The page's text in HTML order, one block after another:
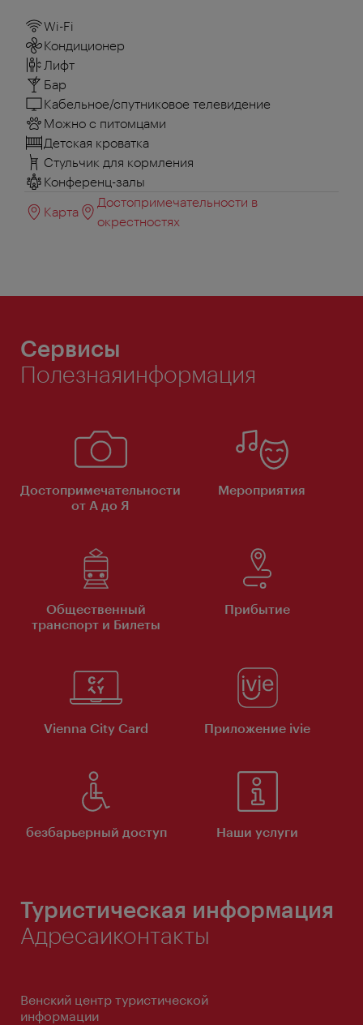
Wi-Fi
Кондиционер
Лифт
Бар
Кабельное/спутниковое телевидение
Можно с питомцами
Детская кроватка
Стульчик для кормления
Конференц-залы
Карта
Достопримечательности в
окрестностях
Сервисы
Полезнаяинформация
Достопримечательности
от А до Я
Мероприятия
Общественный
транспорт и Билеты
Прибытие
Vienna City Card Приложение ivie
безбарьерный доступ Наши услуги
Туристическая информация
Адресаиконтакты
Венский центр туристической
информации